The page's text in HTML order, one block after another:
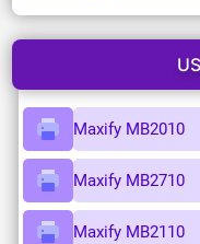
Maxify MB2010
Maxify MB2710
Maxify MB2110